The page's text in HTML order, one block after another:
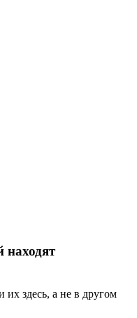
находят
их здесь, а не в другом